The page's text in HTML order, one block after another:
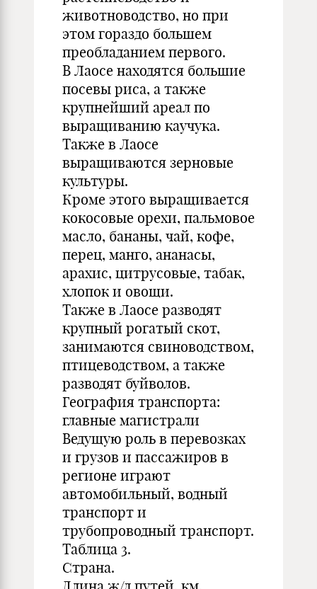
животноводство, но при
этом гораздо большем
преобладанием первого.
В Лаосе находятся большие
посевы риса, а также
крупнейший ареал по
выращиванию каучука.
Также в Лаосе
выращиваются зерновые
культуры.
Кроме этого выращивается
кокосовые орехи, пальмовое
масло, бананы, чай, кофе,
перец, манго, ананасы,
арахис, цитрусовые, табак,
хлопок и овощи.
Также в Лаосе разводят
крупный рогатый скот,
занимаются свиноводством,
птицеводством, а также
разводят буйволов.
География транспорта:
главные магистрали
Ведущую роль в перевозках
и грузов и пассажиров в
регионе играют
автомобильный, водный
транспорт и
трубопроводный транспорт.
Таблица 3.
Страна.